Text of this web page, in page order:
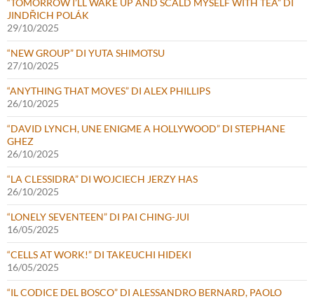
“TOMORROW I’LL WAKE UP AND SCALD MYSELF WITH TEA” DI
JINDŘICH POLÁK
29/10/2025
“NEW GROUP” DI YUTA SHIMOTSU
27/10/2025
“ANYTHING THAT MOVES” DI ALEX PHILLIPS
26/10/2025
“DAVID LYNCH, UNE ENIGME A HOLLYWOOD” DI STEPHANE
GHEZ
26/10/2025
“LA CLESSIDRA” DI WOJCIECH JERZY HAS
26/10/2025
“LONELY SEVENTEEN” DI PAI CHING-JUI
16/05/2025
“CELLS AT WORK!” DI TAKEUCHI HIDEKI
16/05/2025
“IL CODICE DEL BOSCO” DI ALESSANDRO BERNARD, PAOLO